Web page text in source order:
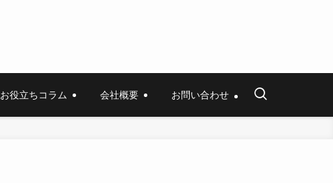
お役立ちコラム 会社概要 お問い合わせ